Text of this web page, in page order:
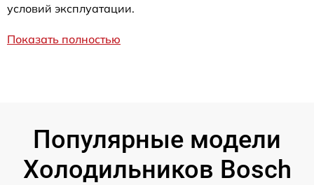
условий эксплуатации.
Показать полностью
Популярные модели
Холодильников Bosch